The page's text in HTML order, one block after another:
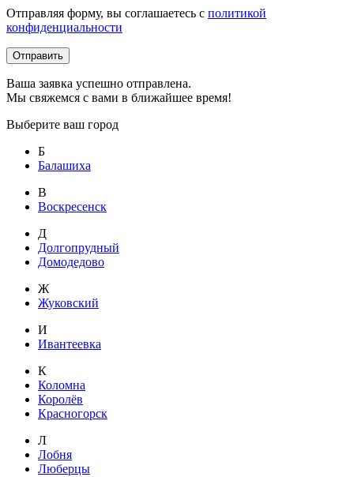
Отправляя форму, вы соглашаетесь с политикой
конфиденциальности
Отправить
Ваша заявка успешно отправлена.
Мы свяжемся с вами в ближайшее время!
Выберите ваш город
Б
Балашиха
В
Воскресенск
Д
Долгопрудный
Домодедово
Ж
Жуковский
И
Ивантеевка
К
Коломна
Королёв
Красногорск
Л
Лобня
Люберцы